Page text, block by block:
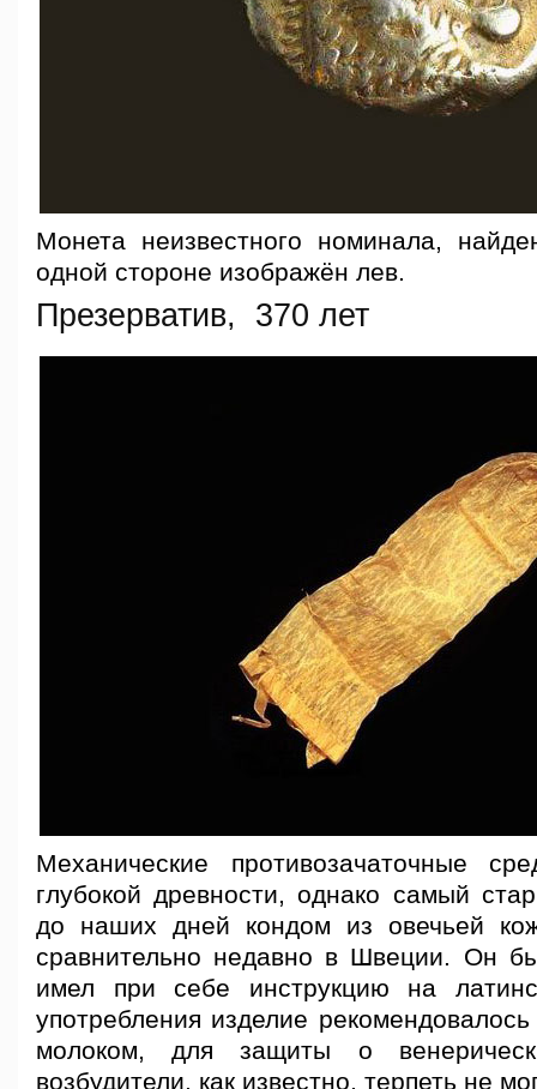
Монета неизвестного номинала,
одной стороне изображён лев.
Презерватив, 370 лет
Механические противозачаточные
глубокой древности, однако самый
до наших дней кондом из овечьей
сравнительно недавно в Швеции. Он
имел при себе инструкцию на
употребления изделие
молоком, для защиты о
возбудители, как известно, терпеть не